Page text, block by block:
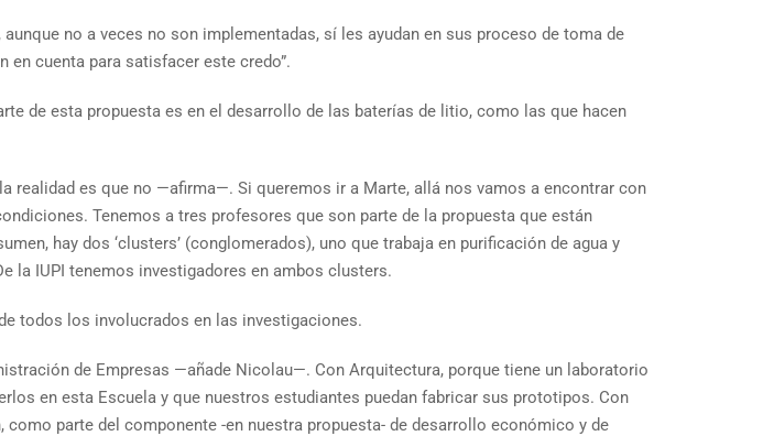
no a veces no son implementadas, sí les ayudan en sus proceso de toma de
cuenta para satisfacer este credo”.
de esta propuesta es en el desarrollo de las baterías de litio, como las que hacen
realidad es que no —afirma—. Si queremos ir a Marte, allá nos vamos a encontrar con
Tenemos a tres profesores que son parte de la propuesta que están
hay dos ‘clusters’ (conglomerados), uno que trabaja en purificación de agua y
la IUPI tenemos investigadores en ambos clusters.
todos los involucrados en las investigaciones.
de Empresas —añade Nicolau—. Con Arquitectura, porque tiene un laboratorio
en esta Escuela y que nuestros estudiantes puedan fabricar sus prototipos. Con
parte del componente -en nuestra propuesta- de desarrollo económico y de